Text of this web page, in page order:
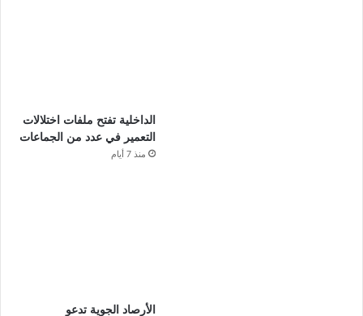
الداخلية تفتح ملفات اختلالات
التعمير في عدد من الجماعات
منذ 7 أيام
الأرصاد الجوية تدعو